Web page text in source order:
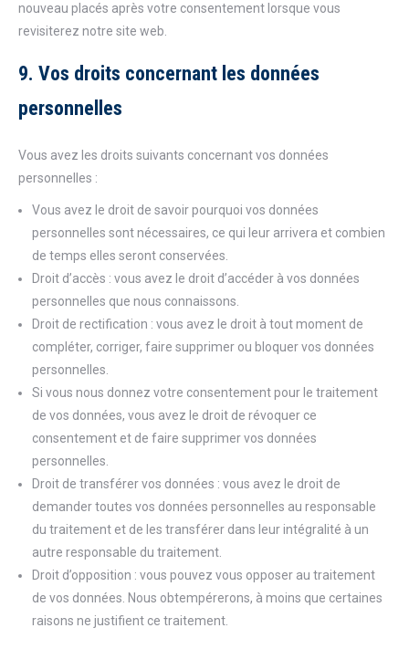
nouveau placés après votre consentement lorsque vous
revisiterez notre site web.
9. Vos droits concernant les données
personnelles
Vous avez les droits suivants concernant vos données
personnelles :
Vous avez le droit de savoir pourquoi vos données
personnelles sont nécessaires, ce qui leur arrivera et combien
de temps elles seront conservées.
Droit d’accès : vous avez le droit d’accéder à vos données
personnelles que nous connaissons.
Droit de rectification : vous avez le droit à tout moment de
compléter, corriger, faire supprimer ou bloquer vos données
personnelles.
Si vous nous donnez votre consentement pour le traitement
de vos données, vous avez le droit de révoquer ce
consentement et de faire supprimer vos données
personnelles.
Droit de transférer vos données : vous avez le droit de
demander toutes vos données personnelles au responsable
du traitement et de les transférer dans leur intégralité à un
autre responsable du traitement.
Droit d’opposition : vous pouvez vous opposer au traitement
de vos données. Nous obtempérerons, à moins que certaines
raisons ne justifient ce traitement.